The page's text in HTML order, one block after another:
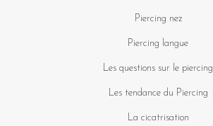
Piercing nez
Piercing langue
Les questions sur le piercing
Les tendance du Piercing
La cicatrisation